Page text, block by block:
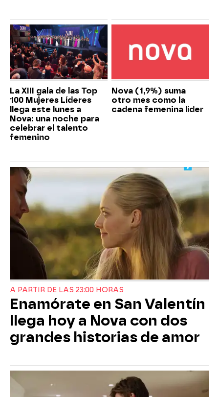
La XIII gala de las Top
100 Mujeres Líderes
llega este lunes a
Nova: una noche para
celebrar el talento
femenino
Nova (1,9%) suma
otro mes como la
cadena femenina líder
A PARTIR DE LAS 23:00 HORAS
Enamórate en San Valentín
llega hoy a Nova con dos
grandes historias de amor